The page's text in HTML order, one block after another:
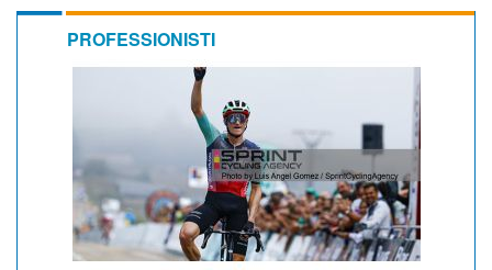
PROFESSIONISTI